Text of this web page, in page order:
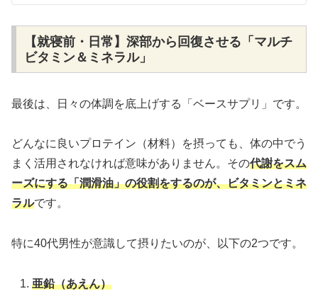
【就寝前・日常】深部から回復させる「マルチ
ビタミン＆ミネラル」
最後は、日々の体調を底上げする「ベースサプリ」です。
どんなに良いプロテイン（材料）を摂っても、体の中でう
まく活用されなければ意味がありません。その代謝をスム
ーズにする「潤滑油」の役割をするのが、ビタミンとミネ
ラルです。
特に40代男性が意識して摂りたいのが、以下の2つです。
亜鉛（あえん）